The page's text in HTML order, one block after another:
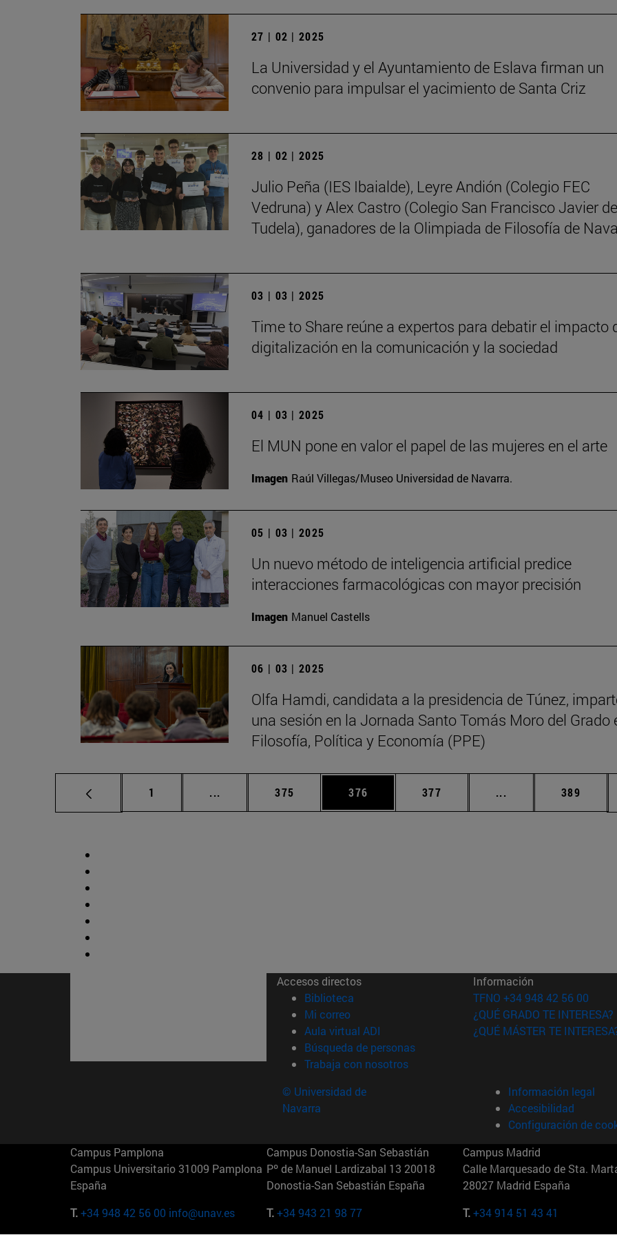
27 | 02 | 2025
La Universidad y el Ayuntamiento de Eslava firman un
convenio para impulsar el yacimiento de Santa Criz
28 | 02 | 2025
Julio Peña (IES Ibaialde), Leyre Andión (Colegio FEC
Vedruna) y Alex Castro (Colegio San Francisco Javier de
Tudela), ganadores de la Olimpiada de Filosofía de
03 | 03 | 2025
Time to Share reúne a expertos para debatir el impacto
digitalización en la comunicación y la sociedad
04 | 03 | 2025
El MUN pone en valor el papel de las mujeres en el arte
Imagen Raúl Villegas/Museo Universidad de Navarra.
05 | 03 | 2025
Un nuevo método de inteligencia artificial predice
interacciones farmacológicas con mayor precisión
Imagen Manuel Castells
06 | 03 | 2025
Olfa Hamdi, candidata a la presidencia de Túnez,
una sesión en la Jornada Santo Tomás Moro del Grado
Filosofía, Política y Economía (PPE)
Página
1 ... Páginas intermedias Use TAB para desplazarse.
Página
375 Página
376 Página
377 ... Páginas intermedias
Página
389
Accesos directos
Biblioteca (abre en nueva ventana)
Mi correo(abre en nueva ventana)
Aula virtual ADI (abre en nueva ventana)
Búsqueda de personas(abre en nueva ventana)
Trabaja con nosotros(abre en nueva ventana)
Información
TFNO +34 948 42 56 00
¿QUÉ GRADO TE INTERESA?
¿QUÉ MÁSTER TE
© Universidad de
Navarra
Información legal
Accesibilidad
Configuración de
Campus Pamplona
Campus Universitario 31009 Pamplona
España
T.+34 948 42 56 00 info@unav.es
Campus Donostia-San Sebastián
Pº de Manuel Lardizabal 13 20018
Donostia-San Sebastián España
T.+34 943 21 98 77
Campus Madrid
Calle Marquesado de Sta.
28027 Madrid España
T.+34 914 51 43 41